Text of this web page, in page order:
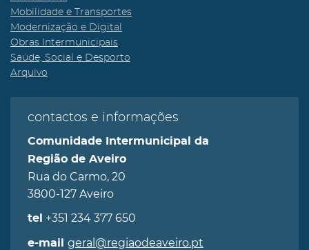
Mobilidade e Transportes
Modernização e Digital
Obras Intermunicipais
Saúde, Social e Desporto
Arquivo
contactos e informações
Comunidade Intermunicipal da
Região de Aveiro
Rua do Carmo, 20
3800-127 Aveiro
tel +351 234 377 650
e-mail geral@regiaodeaveiro.pt